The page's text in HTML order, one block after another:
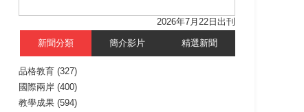
2026年7月22日出刊
新聞分類 簡介影片 精選新聞
品格教育 (327)
國際兩岸 (400)
教學成果 (594)